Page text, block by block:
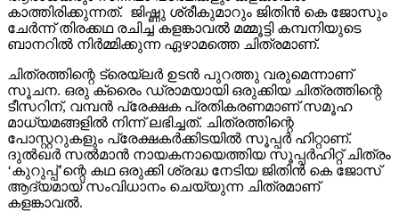
കാത്തിരിക്കുന്നത്. ജിഷ്ണു ശ്രീകുമാറും ജിതിൻ കെ ജോസും
ചേർന്ന് തിരക്കഥ രചിച്ച കളങ്കാവൽ മമ്മൂട്ടി കമ്പനിയുടെ
ബാനറിൽ നിർമ്മിക്കുന്ന ഏഴാമത്തെ ചിത്രമാണ്.
ചിത്രത്തിന്റെ ട്രെയ്‌ലർ ഉടൻ പുറത്തു വരുമെന്നാണ്
സൂചന. ഒരു ക്രൈം ഡ്രാമയായി ഒരുക്കിയ ചിത്രത്തിന്റെ
ടീസറിന്, വമ്പൻ പ്രേക്ഷക പ്രതികരണമാണ് സമൂഹ
മാധ്യമങ്ങളിൽ നിന്ന് ലഭിച്ചത്. ചിത്രത്തിന്റെ
പോസ്റ്ററുകളും പ്രേക്ഷകർക്കിടയിൽ സൂപ്പർ ഹിറ്റാണ്.
ദുൽഖർ സൽമാൻ നായകനായെത്തിയ സൂപ്പർഹിറ്റ് ചിത്രം
‘കുറുപ്പ്’ന്റെ കഥ ഒരുക്കി ശ്രദ്ധ നേടിയ ജിതിൻ കെ ജോസ്
ആദ്യമായ് സംവിധാനം ചെയ്യുന്ന ചിത്രമാണ്
കളങ്കാവൽ.